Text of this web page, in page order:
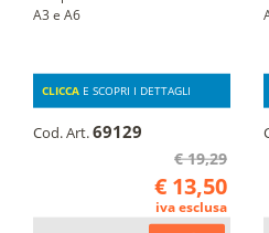
A3 e A6
CLICCA E SCOPRI I DETTAGLI
Cod. Art.69129
€ 19,29
€ 13,50
iva esclusa